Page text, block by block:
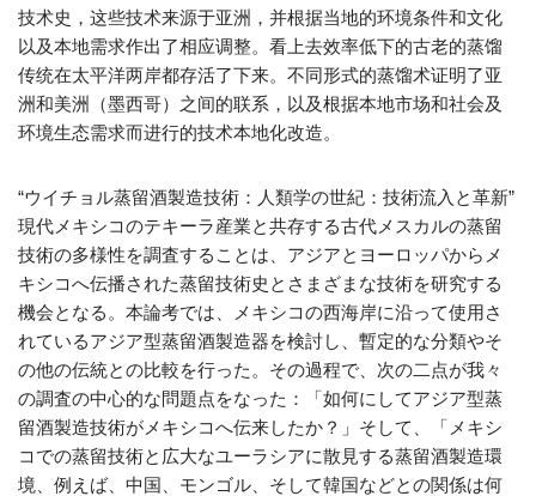
技术史，这些技术来源于亚洲，并根据当地的环境条件和文化
以及本地需求作出了相应调整。看上去效率低下的古老的蒸馏
传统在太平洋两岸都存活了下来。不同形式的蒸馏术证明了亚
洲和美洲（墨西哥）之间的联系，以及根据本地市场和社会及
环境生态需求而进行的技术本地化改造。
“ウイチョル蒸留酒製造技術：人類学の世紀：技術流入と革新”
現代メキシコのテキーラ産業と共存する古代メスカルの蒸留
技術の多様性を調査することは、アジアとヨーロッパからメ
キシコへ伝播された蒸留技術史とさまざまな技術を研究する
機会となる。本論考では、メキシコの西海岸に沿って使用さ
れているアジア型蒸留酒製造器を検討し、暫定的な分類やそ
の他の伝統との比較を行った。その過程で、次の二点が我々
の調査の中心的な問題点をなった：「如何にしてアジア型蒸
留酒製造技術がメキシコへ伝来したか？」そして、「メキシ
コでの蒸留技術と広大なユーラシアに散見する蒸留酒製造環
境、例えば、中国、モンゴル、そして韓国などとの関係は何